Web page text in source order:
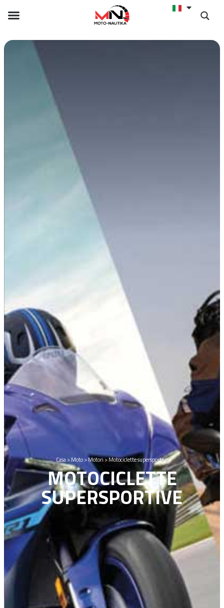
Casa>Moto>Motori>Motociclette supersportive
MOTOCICLETTE
SUPERSPORTIVE